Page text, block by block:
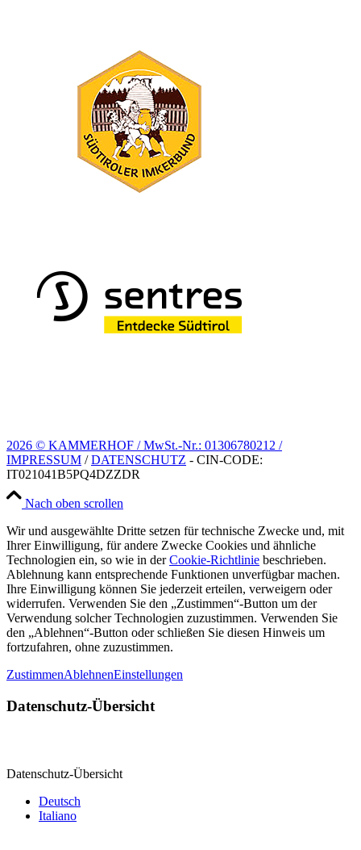
2026 © KAMMERHOF / MwSt.-Nr.: 01306780212 /
IMPRESSUM /DATENSCHUTZ - CIN-CODE:
IT021041B5PQ4DZZDR
Nach oben scrollen
Wir und ausgewählte Dritte setzen für technische Zwecke und, mit
Ihrer Einwilligung, für andere Zwecke Cookies und ähnliche
Technologien ein, so wie in derCookie-Richtlinie beschrieben.
Ablehnung kann entsprechende Funktionen unverfügbar machen.
Ihre Einwilligung können Sie jederzeit erteilen, verweigern oder
widerrufen. Verwenden Sie den „Zustimmen“-Button um der
Verwendung solcher Technologien zuzustimmen. Verwenden Sie
den „Ablehnen“-Button oder schließen Sie diesen Hinweis um
fortzufahren, ohne zuzustimmen.
ZustimmenAblehnenEinstellungen
Datenschutz-Übersicht
Datenschutz-Übersicht
Deutsch
Italiano